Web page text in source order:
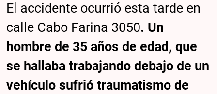
El accidente ocurrió esta tarde en
calle Cabo Farina 3050. Un
hombre de 35 años de edad, que
se hallaba trabajando debajo de un
vehículo sufrió traumatismo de